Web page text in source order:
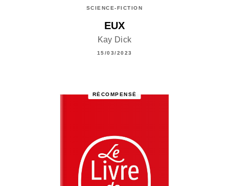
SCIENCE-FICTION
EUX
Kay Dick
15/03/2023
RÉCOMPENSÉ